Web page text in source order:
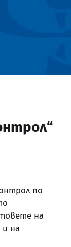
по
на
и на